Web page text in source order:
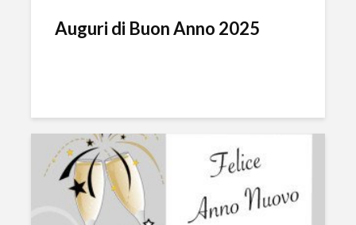
Auguri di Buon Anno 2025